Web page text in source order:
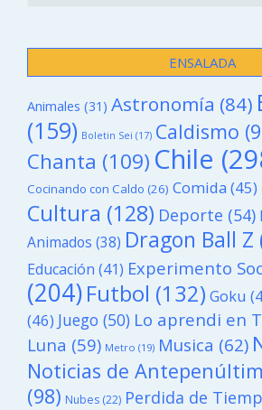
ENSALADA
Animales (31) Astronomía (84)
(159) Boletin Sei (17) Caldismo
Chanta (109) Chile
Cocinando con Caldo (26) Comida (45)
Cultura (128) Deporte (54)
Animados (38) Dragon Ball Z
Educación (41) Experimento
(204)Futbol (132) Goku
(46) Juego (50) Lo aprendi en
Luna (59) Metro (19) Musica (62)
Noticias de
(98) Nubes (22) Perdida de